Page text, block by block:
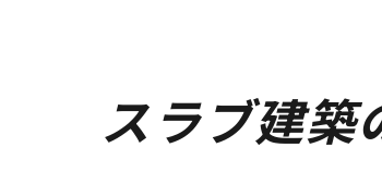
スラブ建築